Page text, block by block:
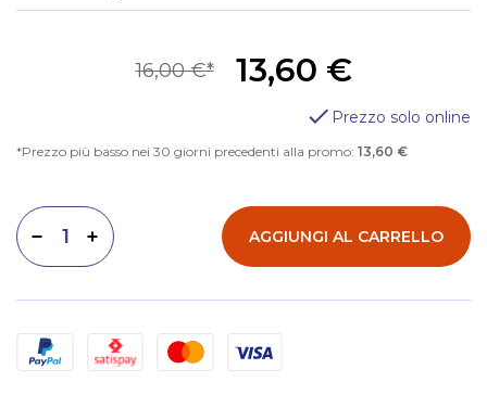
13,60 €
16,00 €
Prezzo solo online
Prezzo più basso nei 30 giorni precedenti alla promo: 13,60 €
Aumenta quantità
Diminuisci quantità AGGIUNGI AL CARRELLO
Metodi di pagamento